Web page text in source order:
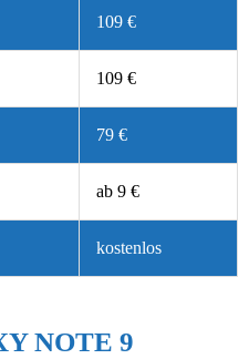
109 €
109 €
79 €
ab 9 €
kostenlos
NOTE 9